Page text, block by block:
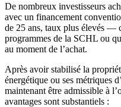
De nombreux investisseurs
avec un financement
de 25 ans, taux plus élevés —
programmes de la SCHL ou
au moment de l’achat.
Après avoir stabilisé la
énergétique ou ses métriques
maintenant être admissible à
avantages sont substantiels :